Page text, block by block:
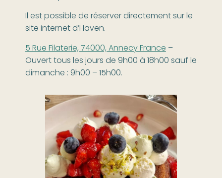
Il est possible de réserver directement sur le
site internet d’Haven.
5 Rue Filaterie, 74000, Annecy France–
Ouvert tous les jours de 9h00 à 18h00 sauf le
dimanche : 9h00 – 15h00.